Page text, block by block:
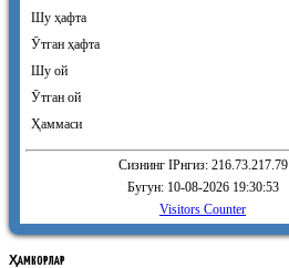
Шу ҳафта
Ӯтган ҳафта
Шу ой
Ӯтган ой
Ҳаммаси
Сизнинг IPнгиз: 216.73.217.79
Бугун: 10-08-2026 19:30:53
Visitors Counter
ҲАМКОРЛАР